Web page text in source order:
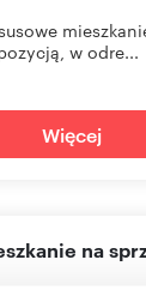
w odre...
Więcej
na